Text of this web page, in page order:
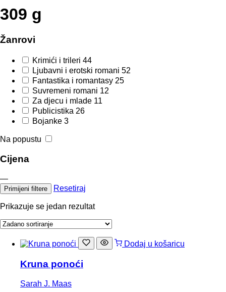
309 g
Žanrovi
Krimići i trileri 44
Ljubavni i erotski romani 52
Fantastika i romantasy 25
Suvremeni romani 12
Za djecu i mlade 11
Publicistika 26
Bojanke 3
Na popustu
Cijena
—
Primijeni filtere Resetiraj
Prikazuje se jedan rezultat
Dodaj u košaricu
Kruna ponoći
Sarah J. Maas